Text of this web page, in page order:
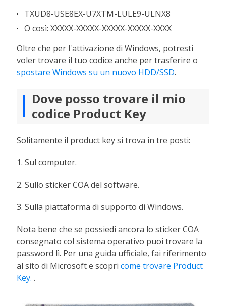
TXUD8-USE8EX-U7XTM-LULE9-ULNX8
O così: XXXXX-XXXXX-XXXXX-XXXXX-XXXX
Oltre che per l'attivazione di Windows, potresti
voler trovare il tuo codice anche per trasferire o
spostare Windows su un nuovo HDD/SSD.
Dove posso trovare il mio
codice Product Key
Solitamente il product key si trova in tre posti:
1. Sul computer.
2. Sullo sticker COA del software.
3. Sulla piattaforma di supporto di Windows.
Nota bene che se possiedi ancora lo sticker COA
consegnato col sistema operativo puoi trovare la
password lì. Per una guida ufficiale, fai riferimento
al sito di Microsoft e scopricome trovare Product
Key..